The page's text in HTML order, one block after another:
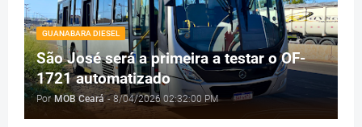
GUANABARA DIESEL
São José será a primeira a testar o OF-
1721 automatizado
Por MOB Ceará - 8/04/2026 02:32:00 PM